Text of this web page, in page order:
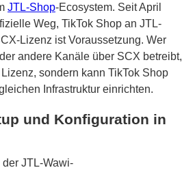
JTL-Shop-Ecosystem. Seit April
Weg, TikTok Shop an JTL-
Lizenz ist Voraussetzung. Wer
andere Kanäle über SCX betreibt,
sondern kann TikTok Shop
Infrastruktur einrichten.
und Konfiguration in
JTL-Wawi-